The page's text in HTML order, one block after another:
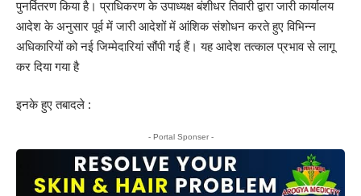
पुनर्वितरण किया है। प्राधिकरण के उपाध्यक्ष बंशीधर तिवारी द्वारा जारी कार्यालय
आदेश के अनुसार पूर्व में जारी आदेशों में आंशिक संशोधन करते हुए विभिन्न
अधिकारियों को नई जिम्मेदारियां सौंपी गई हैं। यह आदेश तत्काल प्रभाव से लागू
कर दिया गया है
इनके हुए तबादले :
- Portal Sponser -